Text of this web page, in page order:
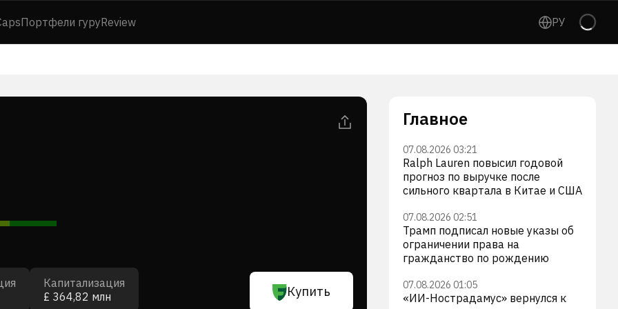
Портфели гуруReview РУ
Капитализация
£ 364,82 млн
Купить
Главное
07.08.2026 03:21
Ralph Lauren повысил годовой
прогноз по выручке после
сильного квартала в Китае и США
07.08.2026 02:51
Трамп подписал новые указы об
ограничении права на
гражданство по рождению
07.08.2026 01:05
«ИИ-Нострадамус» вернулся к